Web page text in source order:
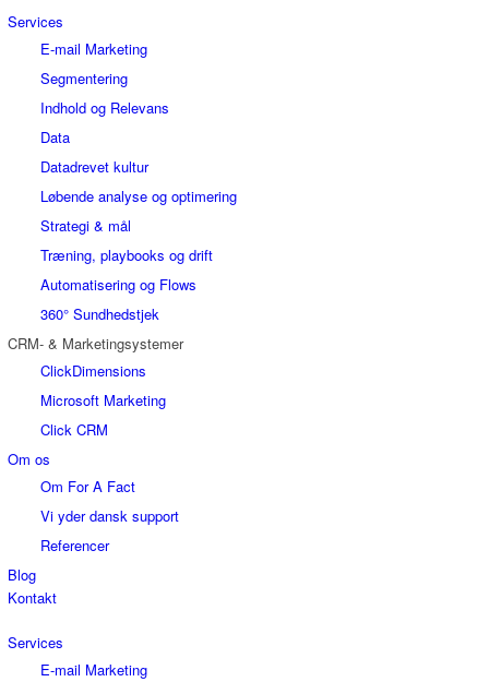
Services
E-mail Marketing
Segmentering
Indhold og Relevans
Data
Datadrevet kultur
Løbende analyse og optimering
Strategi & mål
Træning, playbooks og drift
Automatisering og Flows
360° Sundhedstjek
CRM- & Marketingsystemer
ClickDimensions
Microsoft Marketing
Click CRM
Om os
Om For A Fact
Vi yder dansk support
Referencer
Blog
Kontakt
Services
E-mail Marketing